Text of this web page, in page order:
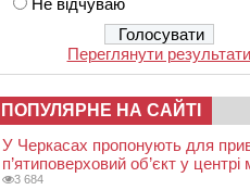
Не відчуваю
Переглянути результати
ПОПУЛЯРНЕ НА САЙТІ
У Черкасах пропонують для
п’ятиповерховий об’єкт у центрі
3 684